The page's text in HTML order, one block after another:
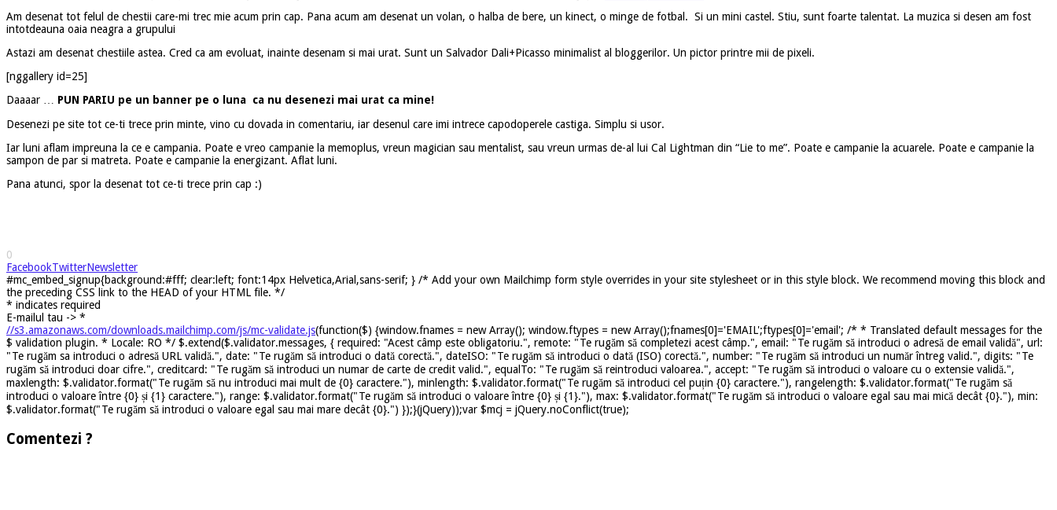
Am desenat tot felul de chestii care-mi trec mie acum prin cap. Pana acum am desenat un volan, o halba de bere, un kinect, o minge de fotbal. Si un mini castel. Stiu, sunt foarte talentat. La muzica si desen am fost
intotdeauna oaia neagra a grupului
Astazi am desenat chestiile astea. Cred ca am evoluat, inainte desenam si mai urat. Sunt un Salvador Dali+Picasso minimalist al bloggerilor. Un pictor printre mii de pixeli.
[nggallery id=25]
Daaaar … PUN PARIU pe un banner pe o luna ca nu desenezi mai urat ca mine!
Desenezi pe site tot ce-ti trece prin minte, vino cu dovada in comentariu, iar desenul care imi intrece capodoperele castiga. Simplu si usor.
Iar luni aflam impreuna la ce e campania. Poate e vreo campanie la memoplus, vreun magician sau mentalist, sau vreun urmas de-al lui Cal Lightman din “Lie to me”. Poate e campanie la acuarele. Poate e campanie la
sampon de par si matreta. Poate e campanie la energizant. Aflat luni.
Pana atunci, spor la desenat tot ce-ti trece prin cap :)
0
FacebookTwitterNewsletter
#mc_embed_signup{background:#fff; clear:left; font:14px Helvetica,Arial,sans-serif; } /* Add your own Mailchimp form style overrides in your site stylesheet or in this style block. We recommend moving this block and
the preceding CSS link to the HEAD of your HTML file. */
* indicates required
E-mailul tau -> *
//s3.amazonaws.com/downloads.mailchimp.com/js/mc-validate.js(function($) {window.fnames = new Array(); window.ftypes = new Array();fnames[0]='EMAIL';ftypes[0]='email'; /* * Translated default messages for the
$ validation plugin. * Locale: RO */ $.extend($.validator.messages, { required: "Acest câmp este obligatoriu.", remote: "Te rugăm să completezi acest câmp.", email: "Te rugăm să introduci o adresă de email validă", url:
"Te rugăm sa introduci o adresă URL validă.", date: "Te rugăm să introduci o dată corectă.", dateISO: "Te rugăm să introduci o dată (ISO) corectă.", number: "Te rugăm să introduci un număr întreg valid.", digits: "Te
rugăm să introduci doar cifre.", creditcard: "Te rugăm să introduci un numar de carte de credit valid.", equalTo: "Te rugăm să reintroduci valoarea.", accept: "Te rugăm să introduci o valoare cu o extensie validă.",
maxlength: $.validator.format("Te rugăm să nu introduci mai mult de {0} caractere."), minlength: $.validator.format("Te rugăm să introduci cel puțin {0} caractere."), rangelength: $.validator.format("Te rugăm să
introduci o valoare între {0} și {1} caractere."), range: $.validator.format("Te rugăm să introduci o valoare între {0} și {1}."), max: $.validator.format("Te rugăm să introduci o valoare egal sau mai mică decât {0}."), min:
$.validator.format("Te rugăm să introduci o valoare egal sau mai mare decât {0}.") });}(jQuery));var $mcj = jQuery.noConflict(true);
Comentezi ?